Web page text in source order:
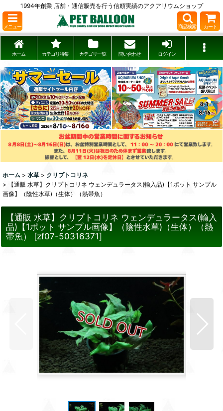
1994年創業 店舗・通信販売を行う信頼実績のアクアリウムショップ
メニュー 商品検索 カート
ホーム カテゴリ特集 カテゴリ一覧 問い合わせ ログイン
ホーム > 水草 > クリプトコリネ
>
【通販 水草】クリプトコリネ ウェンデュラータス(輸入品)【1ポット サンプル
画像】（陰性水草)（生体）（熱帯魚）
【通販 水草】クリプトコリネ ウェンデュラータス(輸入
品)【1ポット サンプル画像】（陰性水草)（生体）（熱
帯魚）
[zf07-50316371]